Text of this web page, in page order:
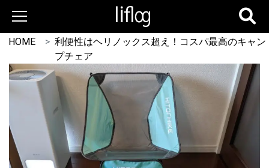
HOME
利便性はヘリノックス超え！コスパ最高のキャン
プチェア